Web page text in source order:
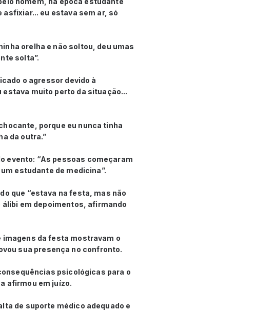
eu estava sem ar, só
orelha e não soltou, deu umas
solta”.
o agressor devido à
estava muito perto da situação...
porque eu nunca tinha
da outra.”
evento: “As pessoas começaram
estudante de medicina”.
que “estava na festa, mas não
álibi em depoimentos, afirmando
da festa mostravam o
sua presença no confronto.
psicológicas para o
afirmou em juízo.
de suporte médico adequado e